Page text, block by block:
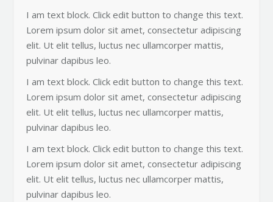
I am text block. Click edit button to change this text.
Lorem ipsum dolor sit amet, consectetur adipiscing
elit. Ut elit tellus, luctus nec ullamcorper mattis,
pulvinar dapibus leo.
I am text block. Click edit button to change this text.
Lorem ipsum dolor sit amet, consectetur adipiscing
elit. Ut elit tellus, luctus nec ullamcorper mattis,
pulvinar dapibus leo.
I am text block. Click edit button to change this text.
Lorem ipsum dolor sit amet, consectetur adipiscing
elit. Ut elit tellus, luctus nec ullamcorper mattis,
pulvinar dapibus leo.